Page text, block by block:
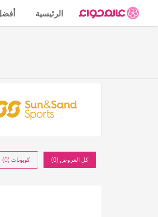
الرئيسية أفضل
كل العروض (0) كوبونات (0)